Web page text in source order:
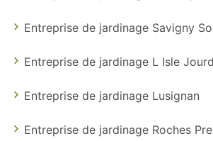
Entreprise de jardinage Savigny
Entreprise de jardinage L Isle
Entreprise de jardinage Lusignan
Entreprise de jardinage Roches